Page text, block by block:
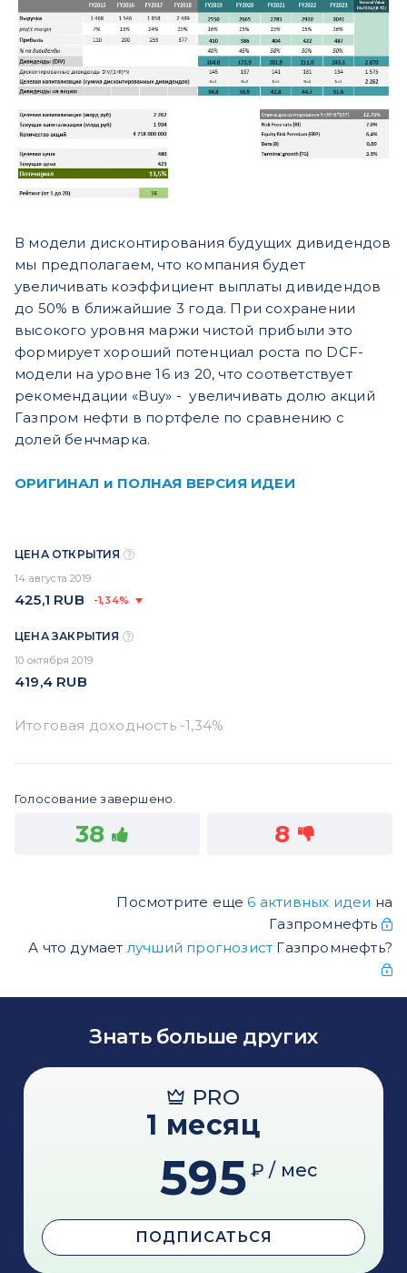
В модели дисконтирования будущих дивидендов
мы предполагаем, что компания будет
увеличивать коэффициент выплаты дивидендов
до 50% в ближайшие 3 года. При сохранении
высокого уровня маржи чистой прибыли это
формирует хороший потенциал роста по DCF-
модели на уровне 16 из 20, что соответствует
рекомендации «Buy» - увеличивать долю акций
Газпром нефти в портфеле по сравнению с
долей бенчмарка.
ОРИГИНАЛ и ПОЛНАЯ ВЕРСИЯ ИДЕИ
ЦЕНА ОТКРЫТИЯ
14 августа 2019
425,1 RUB -1,34%
ЦЕНА ЗАКРЫТИЯ
10 октября 2019
419,4 RUB
Голосование завершено.
38 8
Посмотрите еще6 активных идеи на
Газпромнефть
А что думает лучший прогнозист Газпромнефть?
Знать больше других
PRO
1 месяц
595 ₽ / мес
ПОДПИСАТЬСЯ